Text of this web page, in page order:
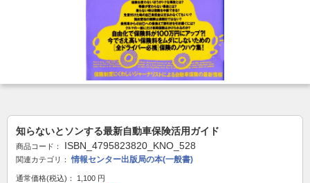
知らないとソンする最新自動車保険活用ガイド
商品コード： ISBN_4795823820_KNO_528
関連カテゴリ： 情報センター出版局の本(一般書)
通常価格(税込)： 1,100 円